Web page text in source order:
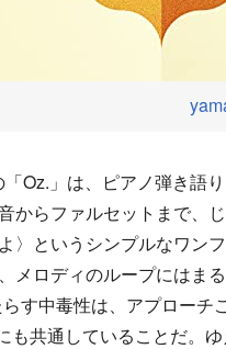
Oz.」は、ピアノ弾き語
からファルセットまで、
〉というシンプルなワン
メロディのループにはま
す中毒性は、アプロー
も共通していることだ。